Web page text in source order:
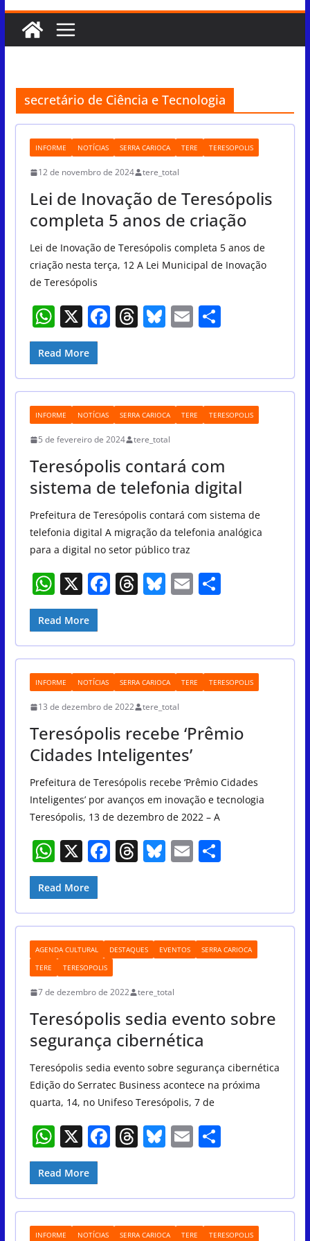
secretário de Ciência e Tecnologia
INFORME NOTÍCIAS SERRA CARIOCA TERE TERESOPOLIS
12 de novembro de 2024 tere_total
Lei de Inovação de Teresópolis
completa 5 anos de criação
Lei de Inovação de Teresópolis completa 5 anos de
criação nesta terça, 12 A Lei Municipal de Inovação
de Teresópolis
W
h
at
s
A
p
p
X F
e
b
o
o
k
T
a
d
s
Bl
sk
y
E
l
S
e
Read More
INFORME NOTÍCIAS SERRA CARIOCA TERE TERESOPOLIS
5 de fevereiro de 2024 tere_total
Teresópolis contará com
sistema de telefonia digital
Prefeitura de Teresópolis contará com sistema de
telefonia digital A migração da telefonia analógica
para a digital no setor público traz
W
h
at
s
A
p
p
X F
e
b
o
o
k
T
a
d
s
Bl
sk
y
E
l
S
e
Read More
INFORME NOTÍCIAS SERRA CARIOCA TERE TERESOPOLIS
13 de dezembro de 2022 tere_total
Teresópolis recebe ‘Prêmio
Cidades Inteligentes’
Prefeitura de Teresópolis recebe ‘Prêmio Cidades
Inteligentes’ por avanços em inovação e tecnologia
Teresópolis, 13 de dezembro de 2022 – A
W
h
at
s
A
p
p
X F
e
b
o
o
k
T
a
d
s
Bl
sk
y
E
l
S
e
Read More
AGENDA CULTURAL DESTAQUES EVENTOS
SERRA CARIOCA
TERE
TERESOPOLIS
7 de dezembro de 2022 tere_total
Teresópolis sedia evento sobre
segurança cibernética
Teresópolis sedia evento sobre segurança cibernética
Edição do Serratec Business acontece na próxima
quarta, 14, no Unifeso Teresópolis, 7 de
W
h
at
s
A
X F
e
b
T
a
d
Bl
sk
y
E
l
S
e
Read More
INFORME NOTÍCIAS SERRA CARIOCA TERE TERESOPOLIS